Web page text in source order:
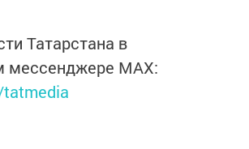
Татарстана в
мессенджере MАХ: